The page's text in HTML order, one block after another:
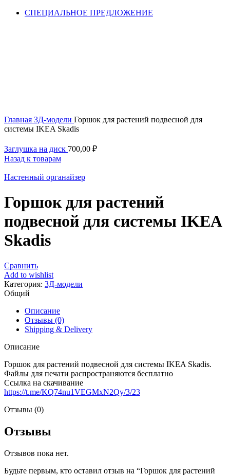
СПЕЦИАЛЬНОЕ ПРЕДЛОЖЕНИЕ
Главная 3Д-модели Горшок для растений подвесной для
системы IKEA Skadis
Заглушка на диск 700,00 ₽
Назад к товарам
Настенный органайзер
Горшок для растений
подвесной для системы IKEA
Skadis
Сравнить
Add to wishlist
Категория: 3Д-модели
Общий
Описание
Отзывы (0)
Shipping & Delivery
Описание
Горшок для растений подвесной для системы IKEA Skadis.
Файлы для печати распространяются бесплатно
Ссылка на скачивание
https://t.me/KQ74nu1VEGMxN2Qy/3/23
Отзывы (0)
Отзывы
Отзывов пока нет.
Будьте первым, кто оставил отзыв на “Горшок для растений